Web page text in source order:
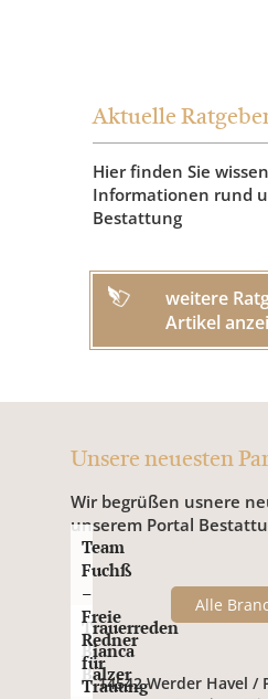
Aktuelle
Hier finden Sie
Informationen rund
Bestattung
weitere
Artikel
Unsere neuesten
Wir begrüßen usnere
unserem Portal
Alle
Trauerreden
Bianca
Balzer
14542 Werder Havel /
Team
Fuchß
–
Freie
Redner
für
Trauung